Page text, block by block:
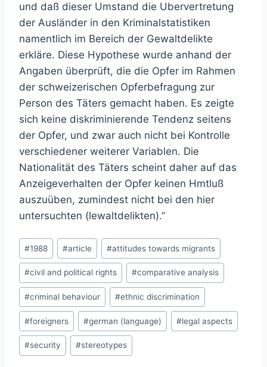
und daß dieser Umstand die Ubervertretung
der Ausländer in den Kriminalstatistiken
namentlich im Bereich der Gewaltdelikte
erkläre. Diese Hypothese wurde anhand der
Angaben überprüft, die die Opfer im Rahmen
der schweizerischen Opferbefragung zur
Person des Täters gemacht haben. Es zeigte
sich keine diskriminierende Tendenz seitens
der Opfer, und zwar auch nicht bei Kontrolle
verschiedener weiterer Variablen. Die
Nationalität des Täters scheint daher auf das
Anzeigeverhalten der Opfer keinen Hmtluß
auszuüben, zumindest nicht bei den hier
untersuchten (lewaltdelikten).”
Post
Tags:
#1988 #article #attitudes towards migrants
#civil and political rights #comparative analysis
#criminal behaviour #ethnic discrimination
#foreigners #german (language) #legal aspects
#security #stereotypes